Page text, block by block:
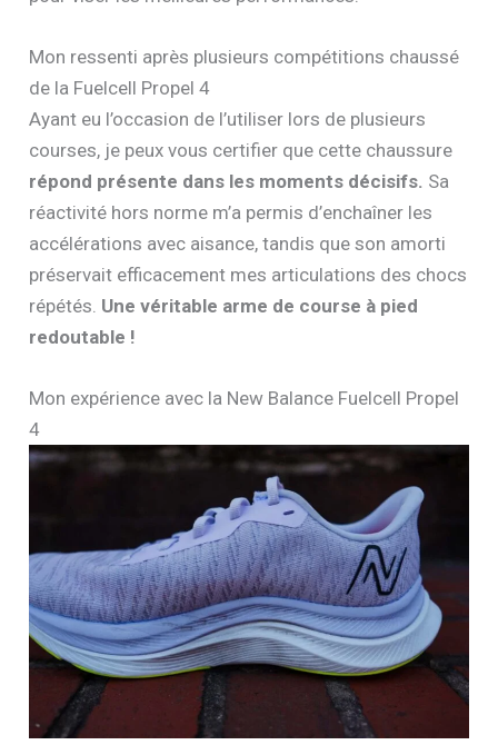
Mon ressenti après plusieurs compétitions chaussé
de la Fuelcell Propel 4
Ayant eu l’occasion de l’utiliser lors de plusieurs
courses, je peux vous certifier que cette chaussure
répond présente dans les moments décisifs. Sa
réactivité hors norme m’a permis d’enchaîner les
accélérations avec aisance, tandis que son amorti
préservait efficacement mes articulations des chocs
répétés. Une véritable arme de course à pied
redoutable !
Mon expérience avec la New Balance Fuelcell Propel
4